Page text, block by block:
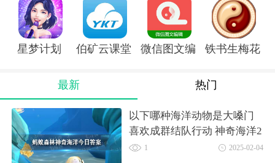
星梦计划 伯矿云课堂手机版微信图文编辑大师软件
铁书生梅花
最新 热门
以下哪种海洋动物是大嗓门
喜欢成群结队行动 神奇海洋2
月3日答案
1 2025-02-04